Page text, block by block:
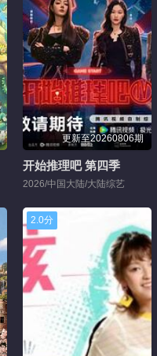
更新至20260806期
开始推理吧 第四季
2026/中国大陆/大陆综艺
2.0分